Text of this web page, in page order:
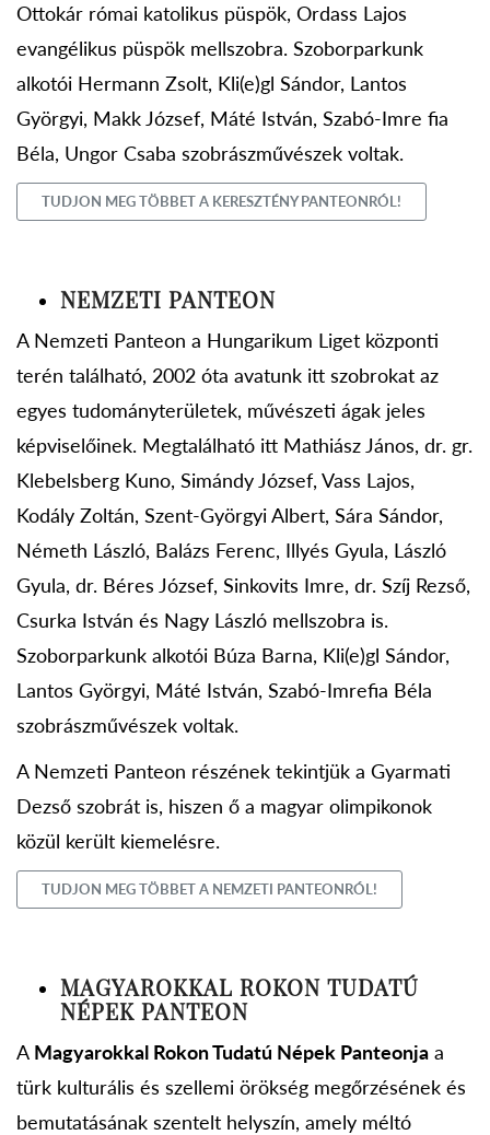
Ottokár római katolikus püspök, Ordass Lajos
evangélikus püspök mellszobra. Szoborparkunk
alkotói Hermann Zsolt, Kli(e)gl Sándor, Lantos
Györgyi, Makk József, Máté István, Szabó-Imre fia
Béla, Ungor Csaba szobrászművészek voltak.
TUDJON MEG TÖBBET A KERESZTÉNY PANTEONRÓL!
NEMZETI PANTEON
A Nemzeti Panteon a Hungarikum Liget központi
terén található, 2002 óta avatunk itt szobrokat az
egyes tudományterületek, művészeti ágak jeles
képviselőinek. Megtalálható itt Mathiász János, dr. gr.
Klebelsberg Kuno, Simándy József, Vass Lajos,
Kodály Zoltán, Szent-Györgyi Albert, Sára Sándor,
Németh László, Balázs Ferenc, Illyés Gyula, László
Gyula, dr. Béres József, Sinkovits Imre, dr. Szíj Rezső,
Csurka István és Nagy László mellszobra is.
Szoborparkunk alkotói Búza Barna, Kli(e)gl Sándor,
Lantos Györgyi, Máté István, Szabó-Imrefia Béla
szobrászművészek voltak.
A Nemzeti Panteon részének tekintjük a Gyarmati
Dezső szobrát is, hiszen ő a magyar olimpikonok
közül került kiemelésre.
TUDJON MEG TÖBBET A NEMZETI PANTEONRÓL!
MAGYAROKKAL ROKON TUDATÚ
NÉPEK PANTEON
A Magyarokkal Rokon Tudatú Népek Panteonja a
türk kulturális és szellemi örökség megőrzésének és
bemutatásának szentelt helyszín, amely méltó